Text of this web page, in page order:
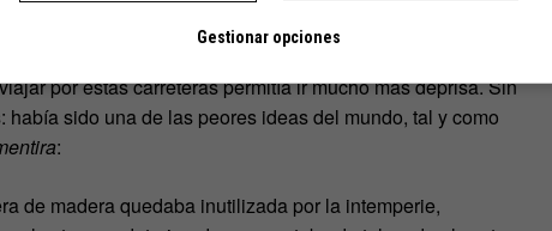
por estas carreteras permitía ir mucho más deprisa. Sin
: había sido una de las peores ideas del mundo, tal y como
:
de madera quedaba inutilizada por la intemperie,
Gestionar opciones